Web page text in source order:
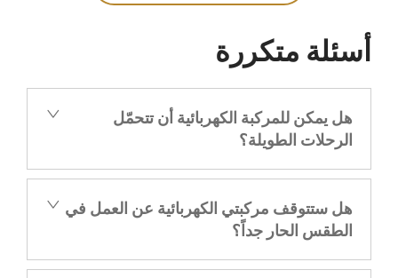
أسئلة متكررة
هل يمكن للمركبة الكهربائية أن تتحمّل
الرحلات الطويلة؟
هل ستتوقف مركبتي الكهربائية عن العمل في
الطقس الحار جداً؟